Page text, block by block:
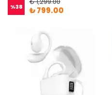
%38 ₺ 799.00